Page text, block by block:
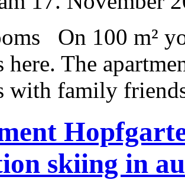
On 100 m²
here. The
with family
skiing in